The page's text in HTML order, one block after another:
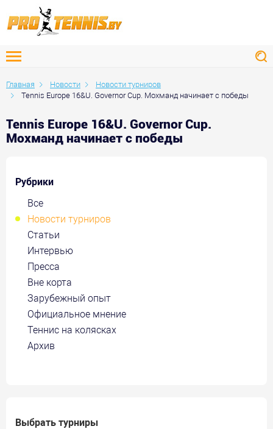
Главная Новости
Новости турниров
Tennis Europe 16&U. Governor Cup. Мохманд начинает с победы
Tennis Europe 16&U. Governor Cup.
Мохманд начинает с победы
Рубрики
Все
Новости турниров
Статьи
Интервью
Пресса
Вне корта
Зарубежный опыт
Официальное мнение
Теннис на колясках
Архив
Выбрать турниры